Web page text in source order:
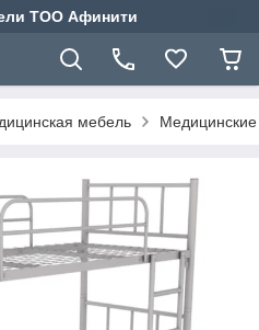
ТОО Афинити
мебель Медицинские